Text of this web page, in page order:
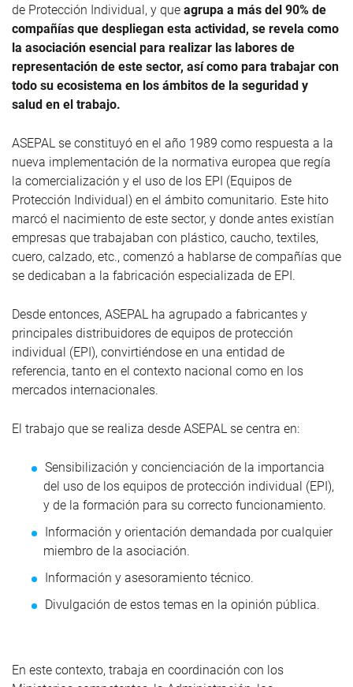
de Protección Individual, y que agrupa a más del 90% de
compañías que despliegan esta actividad, se revela como
la asociación esencial para realizar las labores de
representación de este sector, así como para trabajar con
todo su ecosistema en los ámbitos de la seguridad y
salud en el trabajo.
ASEPAL se constituyó en el año 1989 como respuesta a la
nueva implementación de la normativa europea que regía
la comercialización y el uso de los EPI (Equipos de
Protección Individual) en el ámbito comunitario. Este hito
marcó el nacimiento de este sector, y donde antes existían
empresas que trabajaban con plástico, caucho, textiles,
cuero, calzado, etc., comenzó a hablarse de compañías que
se dedicaban a la fabricación especializada de EPI.
Desde entonces, ASEPAL ha agrupado a fabricantes y
principales distribuidores de equipos de protección
individual (EPI), convirtiéndose en una entidad de
referencia, tanto en el contexto nacional como en los
mercados internacionales.
El trabajo que se realiza desde ASEPAL se centra en:
Sensibilización y concienciación de la importancia
del uso de los equipos de protección individual (EPI),
y de la formación para su correcto funcionamiento.
Información y orientación demandada por cualquier
miembro de la asociación.
Información y asesoramiento técnico.
Divulgación de estos temas en la opinión pública.
En este contexto, trabaja en coordinación con los